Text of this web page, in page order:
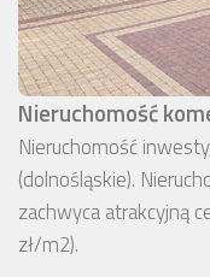
Nieruchomość
Nieruchomość
(dolnośląskie).
zachwyca atrakcyjną
zł/m2).